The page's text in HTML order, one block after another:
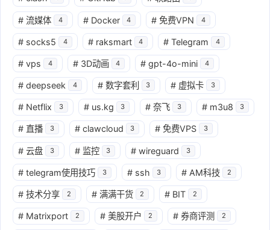
# 流媒体 4 # Docker 4 # 免费VPN 4
# socks5 4 # raksmart 4 # Telegram 4
# vps 4 # 3D动画 4 # gpt-4o-mini 4
# deepseek 4 # 数字套利 3 # 虚拟卡 3
# Netflix 3 # us.kg 3 # 奈飞 3 # m3u8 3
# 直播 3 # clawcloud 3 # 免费VPS 3
# 云盘 3 # 监控 3 # wireguard 3
# telegram使用技巧 3 # ssh 3 # AM科技 2
# 技术分享 2 # 满满干货 2 # BIT 2
# Matrixport 2 # 美股开户 2 # 券商评测 2